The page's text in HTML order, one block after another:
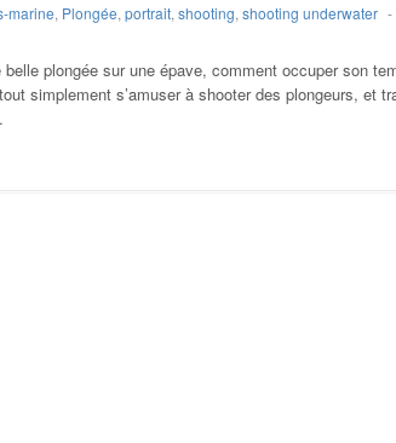
marine, Plongée, portrait, shooting, shooting underwater -
belle plongée sur une épave, comment occuper son
simplement s’amuser à shooter des plongeurs, et